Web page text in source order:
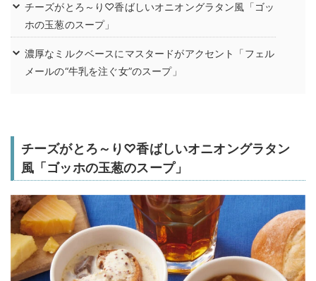
チーズがとろ～り♡香ばしいオニオングラタン風「ゴッ
ホの玉葱のスープ」
濃厚なミルクベースにマスタードがアクセント「フェル
メールの“牛乳を注ぐ女”のスープ」
チーズがとろ～り♡香ばしいオニオングラタン
風「ゴッホの玉葱のスープ」